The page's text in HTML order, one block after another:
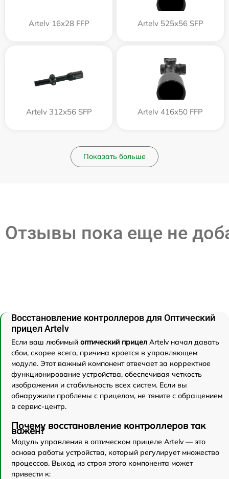
Artelv 16x28 FFP Artelv 525x56 SFP
Artelv 312x56 SFP Artelv 416x50 FFP
Показать больше
Отзывы пока еще не
Восстановление контроллеров для Оптический
прицел Artelv
Если ваш любимый оптический прицел Artelv начал давать
сбои, скорее всего, причина кроется в управляющем
модуле. Этот важный компонент отвечает за корректное
функционирование устройства, обеспечивая четкость
изображения и стабильность всех систем. Если вы
обнаружили проблемы с прицелом, не тяните с обращением
в сервис-центр.
Почему восстановление контроллеров так
важен?
Модуль управления в оптическом прицеле Artelv — это
основа работы устройства, который регулирует множество
процессов. Выход из строя этого компонента может
привести к: